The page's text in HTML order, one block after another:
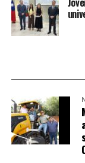
dispuesta a
dependerá del